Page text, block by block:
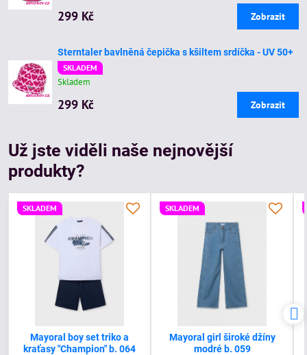
299 Kč Zobrazit
Sterntaler bavlněná čepička s kšiltem srdíčka - UV 50+
SKLADEM
Skladem
299 Kč Zobrazit
Už jste viděli naše nejnovější
produkty?
SKLADEM
Mayoral boy set triko a
kraťasy "Champion" b. 064
SKLADEM
Mayoral girl široké džíny
modré b. 059